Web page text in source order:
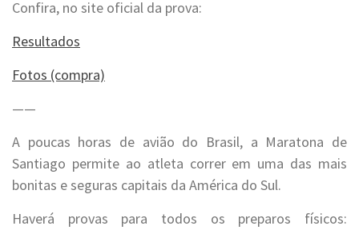
Confira, no site oficial da prova:
Resultados
Fotos (compra)
——
A poucas horas de avião do Brasil, a Maratona de
Santiago permite ao atleta correr em uma das mais
bonitas e seguras capitais da América do Sul.
Haverá provas para todos os preparos físicos: